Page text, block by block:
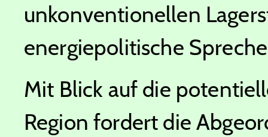
unkonventionellen
energiepolitische
Mit Blick auf die
Region fordert die